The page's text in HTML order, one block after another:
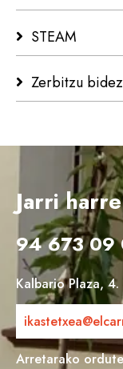
STEAM
Zerbitzu
Jarri
94 673 09
Kalbario Plaza,
Arretarako